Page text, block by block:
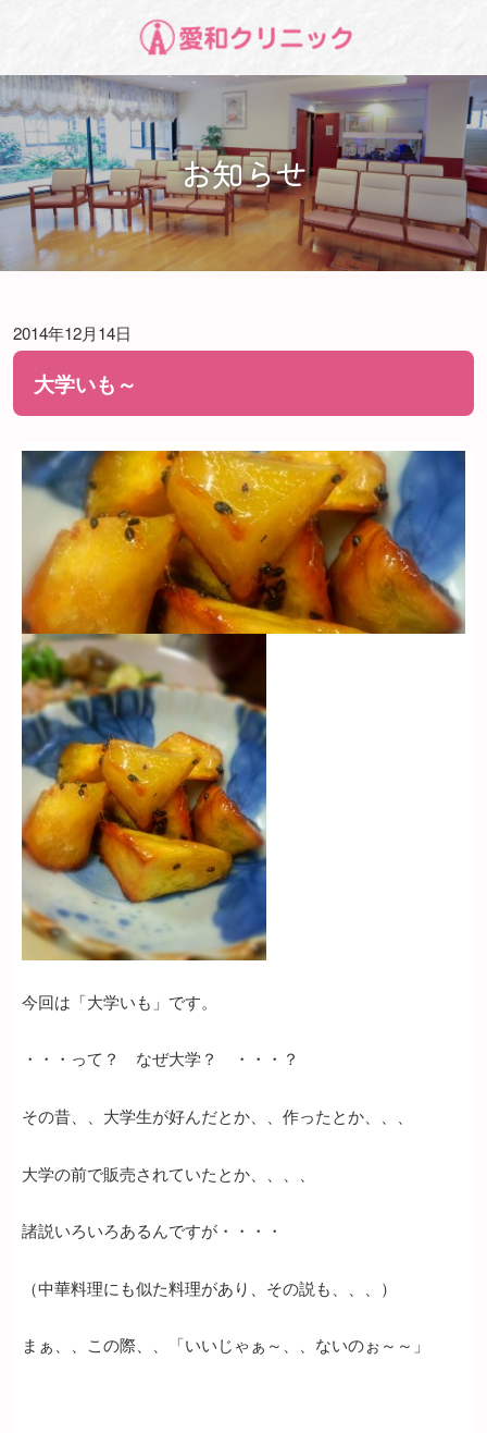
お知らせ
2014年12月14日
大学いも～
今回は「大学いも」です。
・・・って？ なぜ大学？ ・・・？
その昔、、大学生が好んだとか、、作ったとか、、、
大学の前で販売されていたとか、、、、
諸説いろいろあるんですが・・・・
（中華料理にも似た料理があり、その説も、、、）
まぁ、、この際、、「いいじゃぁ～、、ないのぉ～～」